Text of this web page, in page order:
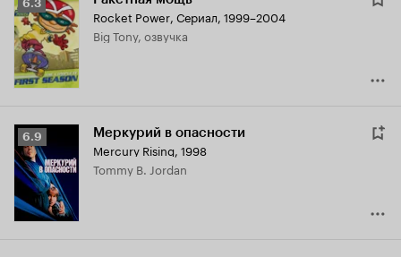
Кинопоиска
6.3
6.3
Rocket Power, Сериал, 1999–2004
Big Tony, озвучка
Рейтинг
Кинопоиска
6.9
6.9 Меркурий в опасности
Mercury Rising, 1998
Tommy B. Jordan